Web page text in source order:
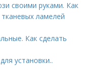
своими руками. Как
ламелей
Как сделать
установки..